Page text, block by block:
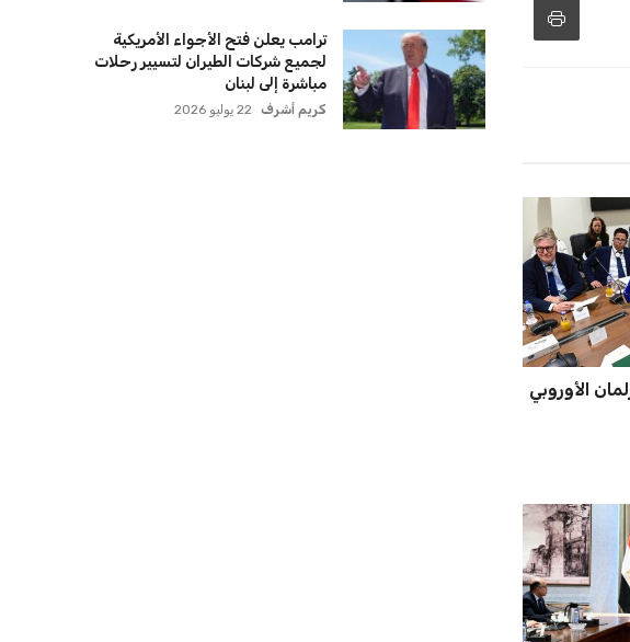
الأوروبي
ترامب يعلن فتح الأجواء الأمريكية
لجميع شركات الطيران لتسيير رحلات
مباشرة إلى لبنان
كريم أشرف 22 يوليو 2026